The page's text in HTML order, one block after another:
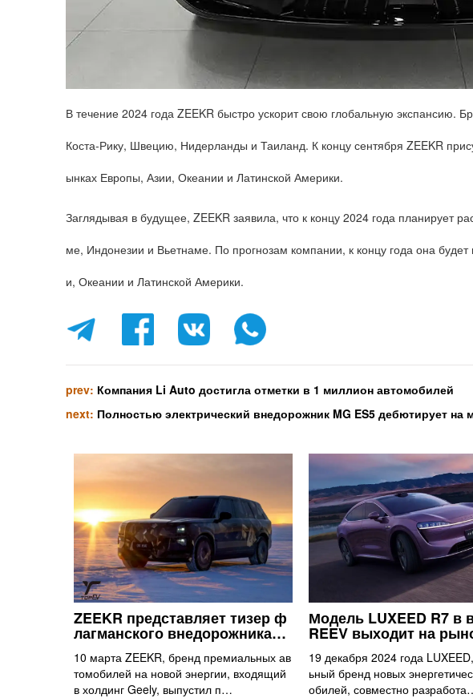
В течение 2024 года ZEEKR быстро ускорит свою глобальную
Коста-Рику, Швецию, Нидерланды и Таиланд. К концу сентября ZEEKR
ынках Европы, Азии, Океании и Латинской Америки.
Заглядывая в будущее, ZEEKR заявила, что к концу 2024 года планирует
ме, Индонезии и Вьетнаме. По прогнозам компании, к концу года она
и, Океании и Латинской Америки.
prev: Компания Li Auto достигла отметки в 1 миллион автомобилей
next: Полностью электрический внедорожник MG ES5 дебютирует
ZEEKR представляет тизер ф
лагманского внедорожника…
10 марта ZEEKR, бренд премиальных ав
томобилей на новой энергии, входящий
в холдинг Geely, выпустил п…
Модель LUXEED R7 в
REEV выходит на
19 декабря 2024 года
ьный бренд новых
обилей, совместно